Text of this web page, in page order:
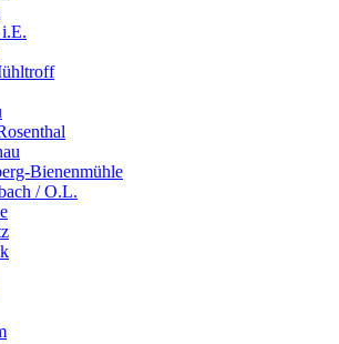
Bienenmühle
/ O.L.